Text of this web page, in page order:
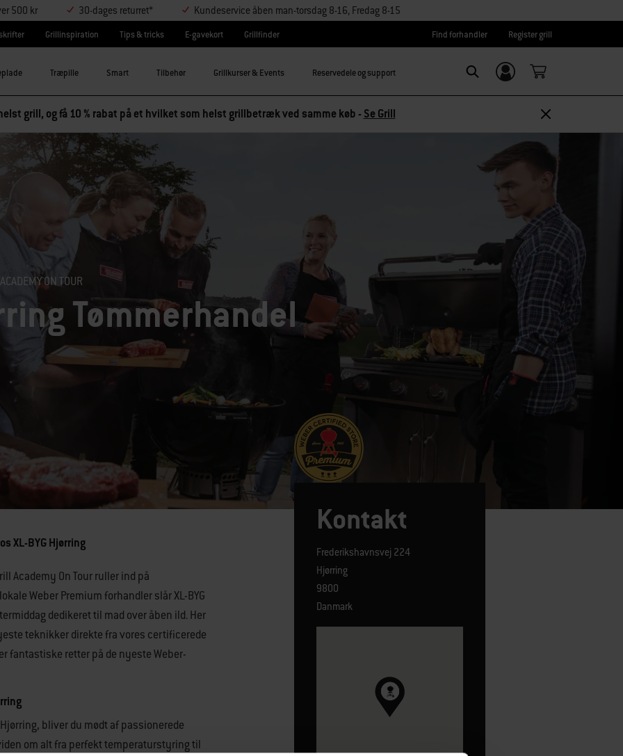
500 kr 30-dages returret* Kundeservice åben man-torsdag 8-16, Fredag 8-15
Grillinspiration Tips & tricks E-gavekort Grillfinder Find forhandler Register grill
Træpille Smart Tilbehør Grillkurser & Events Reservedele og support
Log ind/
tilmeld dig
grill, og få 10 % rabat på et hvilket som helst grillbetræk ved samme køb - Se Grill
ON TOUR
Tømmerhandel
XL-BYG Hjørring
Academy On Tour ruller ind på
Weber Premium forhandler slår XL-BYG
dedikeret til mad over åben ild. Her
teknikker direkte fra vores certificerede
fantastiske retter på de nyeste Weber-
bliver du mødt af passionerede
om alt fra perfekt temperaturstyring til
Kontakt
Frederikshavnsvej 224
Hjørring
9800
Danmark